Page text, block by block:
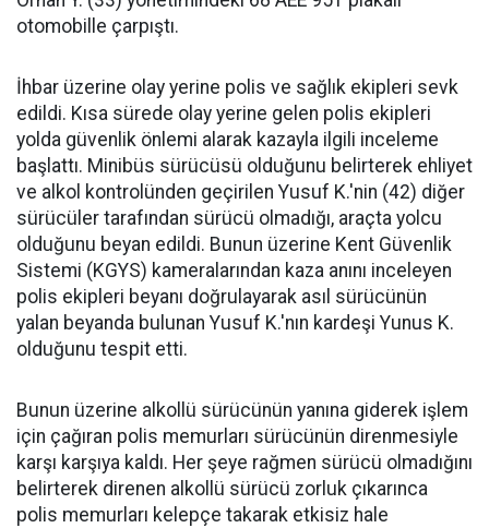
otomobille çarpıştı.
İhbar üzerine olay yerine polis ve sağlık ekipleri sevk
edildi. Kısa sürede olay yerine gelen polis ekipleri
yolda güvenlik önlemi alarak kazayla ilgili inceleme
başlattı. Minibüs sürücüsü olduğunu belirterek ehliyet
ve alkol kontrolünden geçirilen Yusuf K.'nin (42) diğer
sürücüler tarafından sürücü olmadığı, araçta yolcu
olduğunu beyan edildi. Bunun üzerine Kent Güvenlik
Sistemi (KGYS) kameralarından kaza anını inceleyen
polis ekipleri beyanı doğrulayarak asıl sürücünün
yalan beyanda bulunan Yusuf K.'nın kardeşi Yunus K.
olduğunu tespit etti.
Bunun üzerine alkollü sürücünün yanına giderek işlem
için çağıran polis memurları sürücünün direnmesiyle
karşı karşıya kaldı. Her şeye rağmen sürücü olmadığını
belirterek direnen alkollü sürücü zorluk çıkarınca
polis memurları kelepçe takarak etkisiz hale